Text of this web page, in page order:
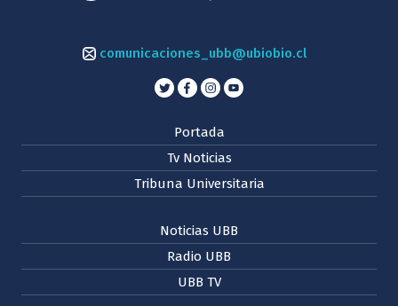
comunicaciones_ubb@ubiobio.cl
Portada
Tv Noticias
Tribuna Universitaria
Noticias UBB
Radio UBB
UBB TV